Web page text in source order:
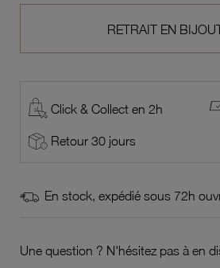
RETRAIT EN
Click & Collect en 2h
Retour 30 jours
En stock, expédié sous 72h
Une question ? N'hésitez pas à en